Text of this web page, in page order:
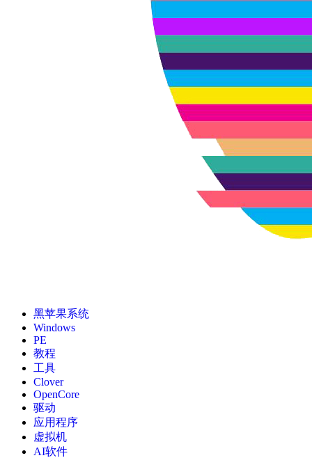
黑苹果系统
Windows
PE
教程
工具
Clover
OpenCore
驱动
应用程序
虚拟机
AI软件